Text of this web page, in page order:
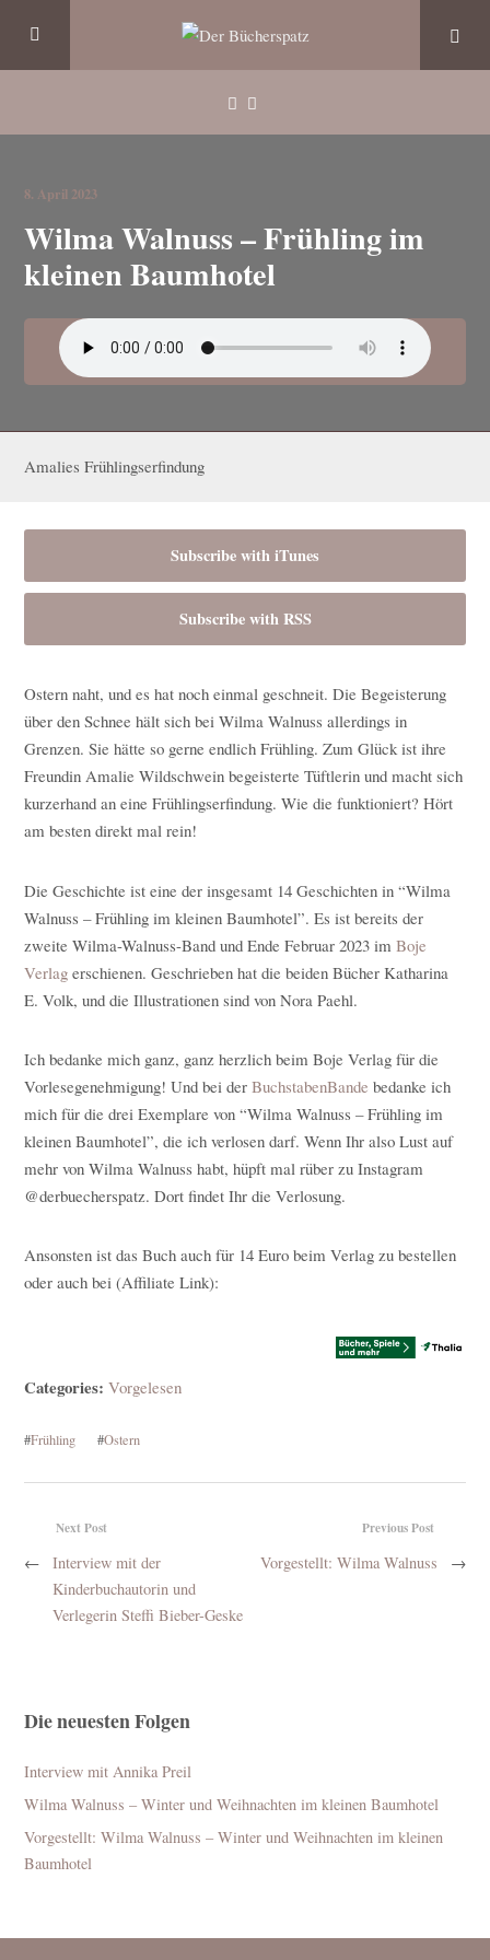
8. April 2023
Wilma Walnuss – Frühling im
kleinen Baumhotel
Amalies Frühlingserfindung
Subscribe with iTunes
Subscribe with RSS
Ostern naht, und es hat noch einmal geschneit. Die Begeisterung
über den Schnee hält sich bei Wilma Walnuss allerdings in
Grenzen. Sie hätte so gerne endlich Frühling. Zum Glück ist ihre
Freundin Amalie Wildschwein begeisterte Tüftlerin und macht sich
kurzerhand an eine Frühlingserfindung. Wie die funktioniert? Hört
am besten direkt mal rein!
Die Geschichte ist eine der insgesamt 14 Geschichten in “Wilma
Walnuss – Frühling im kleinen Baumhotel”. Es ist bereits der
zweite Wilma-Walnuss-Band und Ende Februar 2023 imBoje
Verlag erschienen. Geschrieben hat die beiden Bücher Katharina
E. Volk, und die Illustrationen sind von Nora Paehl.
Ich bedanke mich ganz, ganz herzlich beim Boje Verlag für die
Vorlesegenehmigung! Und bei derBuchstabenBande bedanke ich
mich für die drei Exemplare von “Wilma Walnuss – Frühling im
kleinen Baumhotel”, die ich verlosen darf. Wenn Ihr also Lust auf
mehr von Wilma Walnuss habt, hüpft mal rüber zu Instagram
@derbuecherspatz. Dort findet Ihr die Verlosung.
Ansonsten ist das Buch auch für 14 Euro beim Verlag zu bestellen
oder auch bei (Affiliate Link):
Categories:Vorgelesen
#Frühling #Ostern
Previous Post
Vorgestellt: Wilma Walnuss →
Next Post
←
Interview mit der
Kinderbuchautorin und
Verlegerin Steffi Bieber-Geske
Die neuesten Folgen
Interview mit Annika Preil
Wilma Walnuss – Winter und Weihnachten im kleinen Baumhotel
Vorgestellt: Wilma Walnuss – Winter und Weihnachten im kleinen
Baumhotel